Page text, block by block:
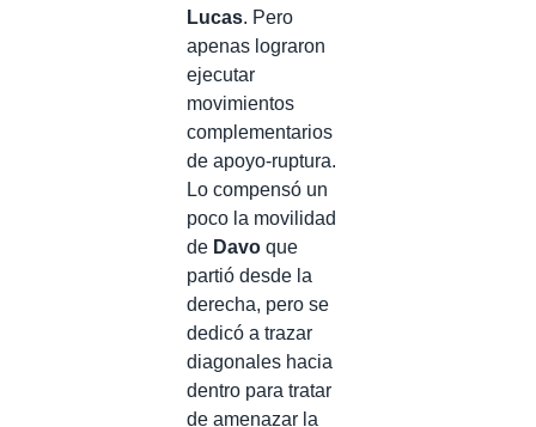
Lucas. Pero
apenas lograron
ejecutar
movimientos
complementarios
de apoyo-ruptura.
Lo compensó un
poco la movilidad
de Davo que
partió desde la
derecha, pero se
dedicó a trazar
diagonales hacia
dentro para tratar
de amenazar la